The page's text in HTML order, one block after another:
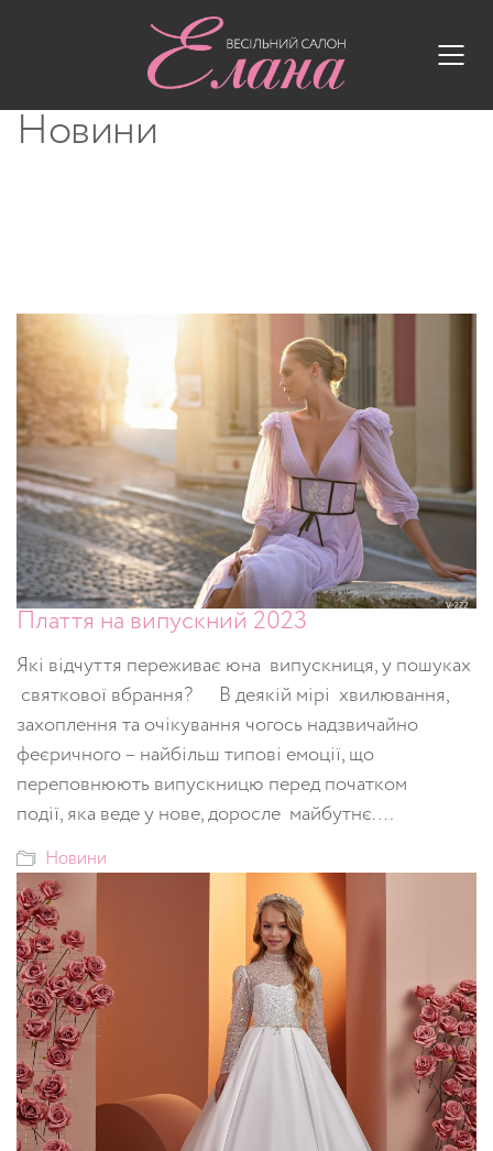
Новини
Плаття на випускний 2023
Які відчуття переживає юна випускниця, у пошуках
святкової вбрання? В деякій мірі хвилювання,
захоплення та очікування чогось надзвичайно
феєричного – найбільш типові емоції, що
переповнюють випускницю перед початком
події, яка веде у нове, доросле майбутнє. …
Новини